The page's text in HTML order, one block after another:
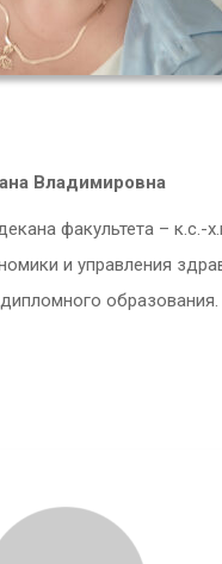
Владимировна
факультета – к.с.-
и управления
образования.